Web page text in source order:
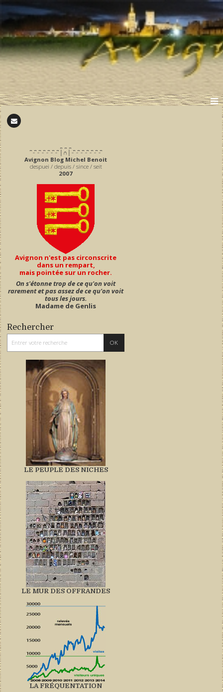
͆ ̵ ͆ ̵ ͆ ̵ ͆ ̵ ͆ ̵ ͆ ̵ ͆ │∩│ ̵ ͆ ̵ ͆ ̵ ͆ ̵ ͆ ̵ ͆ ̵ ͆ ̵ ͆
Avignon Blog Michel Benoit
despuei / depuis / since / seit
2007
Avignon n'est pas circonscrite
dans un rempart,
mais pointée sur un rocher.
On s'étonne trop de ce qu'on voit
rarement et pas assez de ce qu'on voit
tous les jours.
Madame de Genlis
Rechercher
LE PEUPLE DES NICHES
LE MUR DES OFFRANDES
LA FRÉQUENTATION